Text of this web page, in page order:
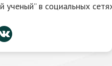
в социальных